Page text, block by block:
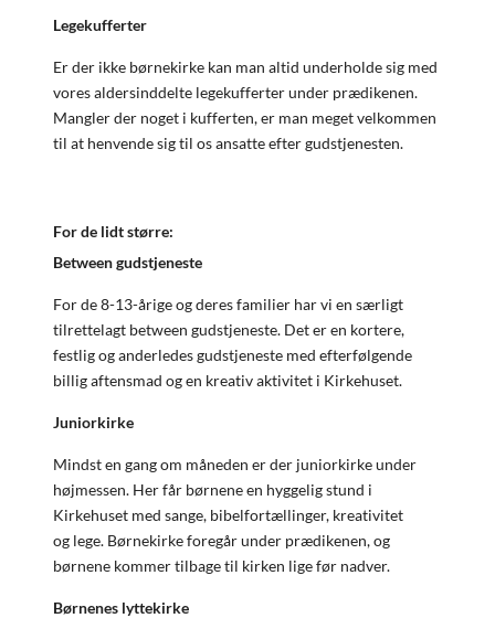
Legekufferter
Er der ikke børnekirke kan man altid underholde sig med
vores aldersinddelte legekufferter under prædikenen.
Mangler der noget i kufferten, er man meget velkommen
til at henvende sig til os ansatte efter gudstjenesten.
For de lidt større:
Between gudstjeneste
For de 8-13-årige og deres familier har vi en særligt
tilrettelagt between gudstjeneste. Det er en kortere,
festlig og anderledes gudstjeneste med efterfølgende
billig aftensmad og en kreativ aktivitet i Kirkehuset.
Juniorkirke
Mindst en gang om måneden er der juniorkirke under
højmessen. Her får børnene en hyggelig stund i
Kirkehuset med sange, bibelfortællinger, kreativitet
og lege. Børnekirke foregår under prædikenen, og
børnene kommer tilbage til kirken lige før nadver.
Børnenes lyttekirke